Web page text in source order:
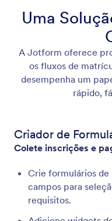
Uma
A Jotform oferece
os fluxos de
desempenha um
rápido,
Criador de
Colete inscrições e
Crie formulários de
campos para
requisitos.